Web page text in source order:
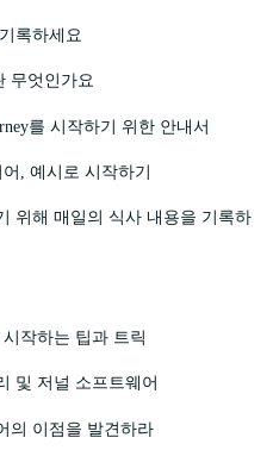
록하세요
무엇인가요
를 시작하기 위한 안내서
, 예시로 시작하기
위해 매일의 식사 내용을 기록하
작하는 팁과 트릭
및 저널 소프트웨어
의 이점을 발견하라